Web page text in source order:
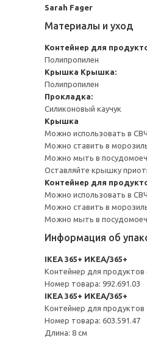
Sarah Fager
Материалы и уход
Контейнер для
Полипропилен
Крышка Крышка:
Полипропилен
Прокладка:
Силиконовый каучук
Крышка
Можно использовать в
Можно ставить в
Можно мыть в
Оставляйте крышку
Контейнер для
Можно использовать в
Можно ставить в
Можно мыть в
Информация об
IKEA 365+ ИКЕА/365+
Контейнер для
Номер товара: 992.691.03
IKEA 365+ ИКЕА/365+
Контейнер для продуктов
Номер товара: 603.591.47
Длина: 8 см